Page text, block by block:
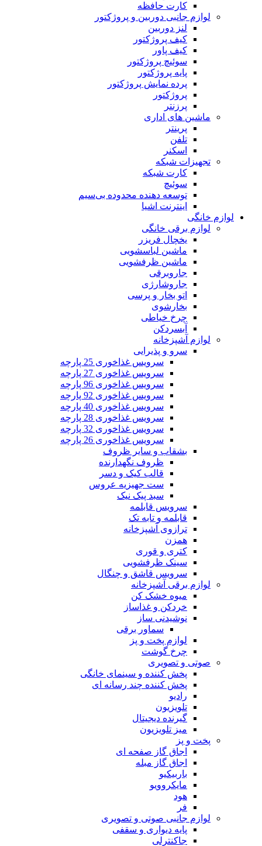
کارت حافظه
لوازم جانبی دوربین و پروژکتور
لنز دوربین
کیف پروژکتور
کیف پاور
سوئیچ پروژکتور
پایه پروژکتور
پرده نمایش پروژکتور
پروژکتور
پرزنتر
ماشین های اداری
پرینتر
تلفن
اسکنر
تجهیزات شبکه
کارت شبکه
سوئیچ
توسعه دهنده محدوده بی‌سیم
اینترنت اشیا
لوازم خانگی
لوازم برقی خانگی
یخچال فریزر
ماشین لباسشویی
ماشین ظرفشویی
جاروبرقی
جاروشارژی
اتو بخار و پرسی
بخارشوی
چرخ خیاطی
آبسردکن
لوازم آشپزخانه
سرو و پذیرایی
سرویس غذاخوری 25 پارچه
سرویس غذاخوری 27 پارچه
سرویس غذاخوری 96 پارچه
سرویس غذاخوری 92 پارچه
سرویس غذاخوری 40 پارچه
سرویس غذاخوری 28 پارچه
سرویس غذاخوری 32 پارچه
سرویس غذاخوری 26 پارچه
بشقاب و سایر ظروف
ظروف نگهدارنده
قالب کیک و دسر
ست جهیزیه عروس
سبد پیک نیک
سرویس قابلمه
قابلمه و تابه تک
ترازوی آشپزخانه
همزن
کتری و قوری
سینک ظرفشویی
سرویس قاشق و چنگال
لوازم برقی آشپزخانه
میوه خشک کن
خردکن و غذاساز
نوشیدنی ساز
سماور برقی
لوازم پخت و پز
چرخ گوشت
صوتی و تصویری
پخش کننده و سینمای خانگی
پخش کننده چند رسانه ای
رادیو
تلویزیون
گیرنده دیجیتال
میز تلویزیون
پخت و پز
اجاق گاز صفحه ای
اجاق گاز مبله
باربیکیو
مایکروویو
هود
فر
لوازم جانبی صوتی و تصویری
پایه دیواری و سقفی
جاکنترلی